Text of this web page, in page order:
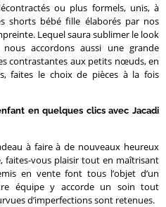
ou plus formels, unis, à
shorts bébé fille élaborés par nos
Lequel saura sublimer le look
accordons aussi une grande
contrastantes aux petits nœuds, en
faites le choix de pièces à la fois
en quelques clics avec Jacadi
à faire à de nouveaux heureux
faites-vous plaisir tout en maîtrisant
en vente font tous l’objet d’un
équipe y accorde un soin tout
d’imperfections sont retenues.